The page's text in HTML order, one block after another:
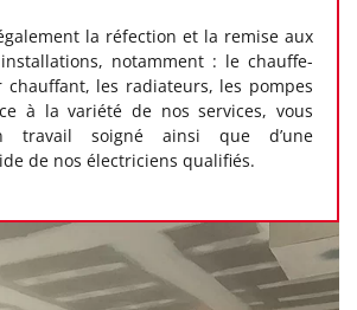
la réfection et la remise aux
notamment : le chauffe-
chauffant, les radiateurs, les pompes
à la variété de nos services, vous
travail soigné ainsi que d’une
de nos électriciens qualifiés.